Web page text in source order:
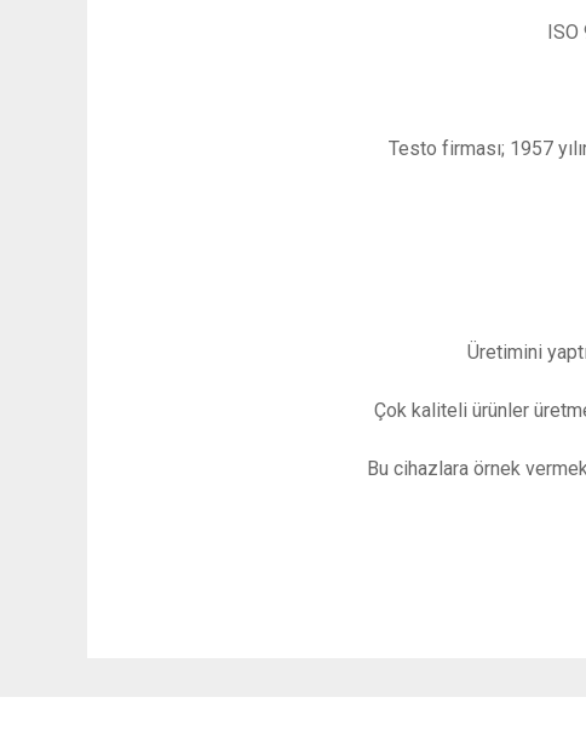
ISO
Testo firması; 1957
Üretimini
Çok kaliteli ürünler
Bu cihazlara örnek